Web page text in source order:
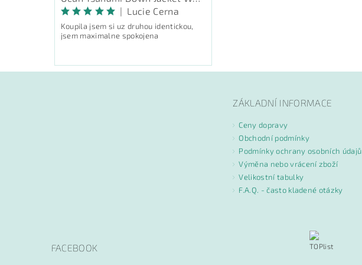
| Lucie Cerna
Koupila jsem si uz druhou identickou,
jsem maximalne spokojena
ZÁKLADNÍ INFORMACE
Ceny dopravy
Obchodní podmínky
Podmínky ochrany osobních údajů
Výměna nebo vrácení zboží
Velikostní tabulky
F.A.Q. - často kladené otázky
FACEBOOK